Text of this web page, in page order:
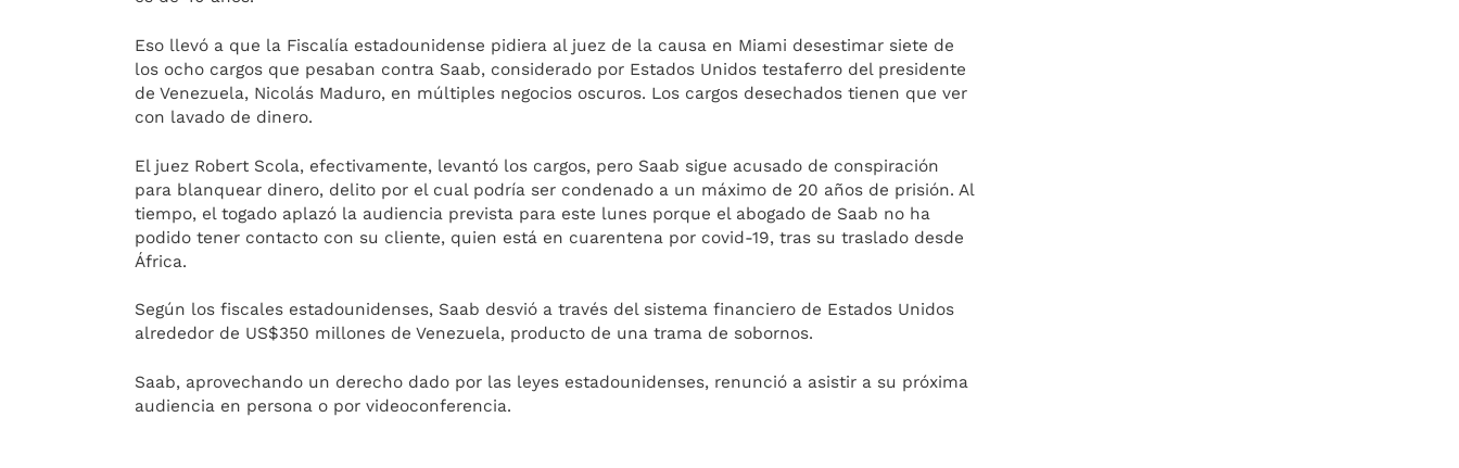
Eso llevó a que la Fiscalía estadounidense pidiera al juez de la causa en Miami desestimar siete de
los ocho cargos que pesaban contra Saab, considerado por Estados Unidos testaferro del presidente
de Venezuela, Nicolás Maduro, en múltiples negocios oscuros. Los cargos desechados tienen que ver
con lavado de dinero.
El juez Robert Scola, efectivamente, levantó los cargos, pero Saab sigue acusado de conspiración
para blanquear dinero, delito por el cual podría ser condenado a un máximo de 20 años de prisión. Al
tiempo, el togado aplazó la audiencia prevista para este lunes porque el abogado de Saab no ha
podido tener contacto con su cliente, quien está en cuarentena por covid-19, tras su traslado desde
África.
Según los fiscales estadounidenses, Saab desvió a través del sistema financiero de Estados Unidos
alrededor de US$350 millones de Venezuela, producto de una trama de sobornos.
Saab, aprovechando un derecho dado por las leyes estadounidenses, renunció a asistir a su próxima
audiencia en persona o por videoconferencia.